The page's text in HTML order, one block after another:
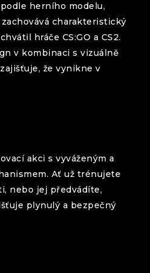
herního modelu,
zachovává charakteristický
hráče CS:GO a CS2.
v kombinaci s vizuálně
že vynikne v
akci s vyváženým a
Ať už trénujete
nebo jej předvádíte,
plynulý a bezpečný